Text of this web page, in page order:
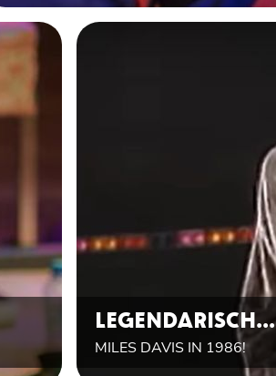
LEGENDARISCH...
MILES DAVIS IN 1986!